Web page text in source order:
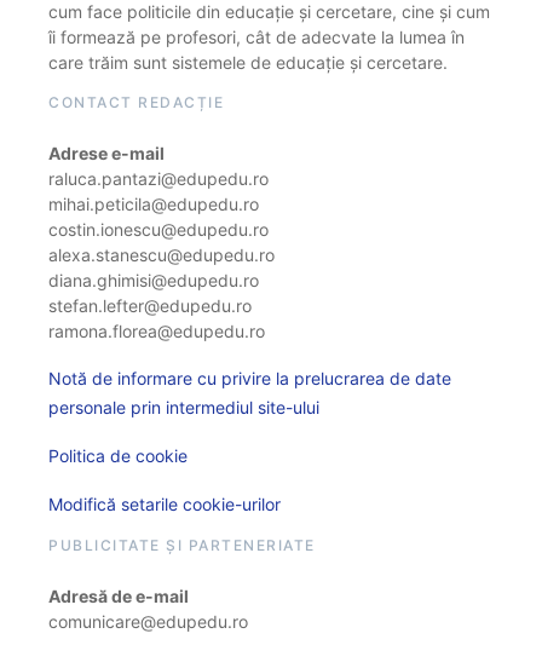
cum face politicile din educație și cercetare, cine și cum
îi formează pe profesori, cât de adecvate la lumea în
care trăim sunt sistemele de educație și cercetare.
CONTACT REDACȚIE
Adrese e-mail
raluca.pantazi@edupedu.ro
mihai.peticila@edupedu.ro
costin.ionescu@edupedu.ro
alexa.stanescu@edupedu.ro
diana.ghimisi@edupedu.ro
stefan.lefter@edupedu.ro
ramona.florea@edupedu.ro
Notă de informare cu privire la prelucrarea de date
personale prin intermediul site-ului
Politica de cookie
Modifică setarile cookie-urilor
PUBLICITATE ȘI PARTENERIATE
Adresă de e-mail
comunicare@edupedu.ro